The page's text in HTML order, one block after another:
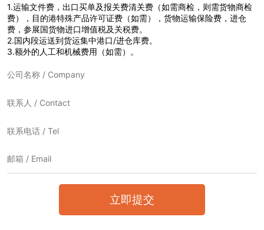
1.运输文件费，出口买单及报关费清关费（如需商检，则需货物商检
费），目的港特殊产品许可证费（如需），货物运输保险费，进仓
费，参展国货物进口增值税及关税费。
2.国内段运送到货运集中港口/进仓库费。
3.额外的人工和机械费用（如需）。
立即提交